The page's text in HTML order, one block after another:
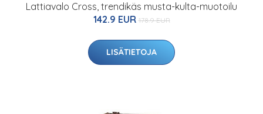
Lattiavalo Cross, trendikäs musta-kulta-muotoilu
142.9 EUR 178.9 EUR
LISÄTIETOJA